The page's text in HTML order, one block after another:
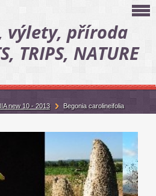
výlety, příroda
TRIPS, NATURE
new 10 - 2013 Begonia carolineifolia